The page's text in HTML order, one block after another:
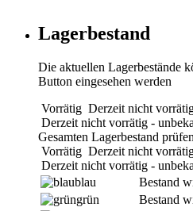
Lagerbestand
Die aktuellen Lagerbestände
Button eingesehen werden
Vorrätig Derzeit nicht
Derzeit nicht vorrätig -
Gesamten Lagerbestand prüfen
Vorrätig Derzeit nicht
Derzeit nicht vorrätig -
blau
Bestand
grün
Bestand